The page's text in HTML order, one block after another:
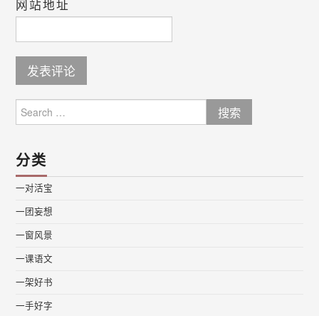
网站地址
for:
分类
一对活宝
一团妄想
一窗风景
一课语文
一架好书
一手好字